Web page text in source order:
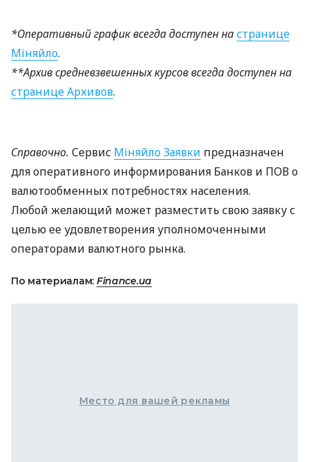
*Оперативный график всегда доступен настранице
Міняйло.
**Архив средневзвешенных курсов всегда доступен на
странице Архивов.
Справочно. Сервис Міняйло Заявки предназначен
для оперативного информирования Банков и ПОВо
валютообменных потребностях населения.
Любой желающий может разместить свою заявку с
целью ее удовлетворения уполномоченными
операторами валютного рынка.
По материалам: Finance.ua
Место для вашей рекламы